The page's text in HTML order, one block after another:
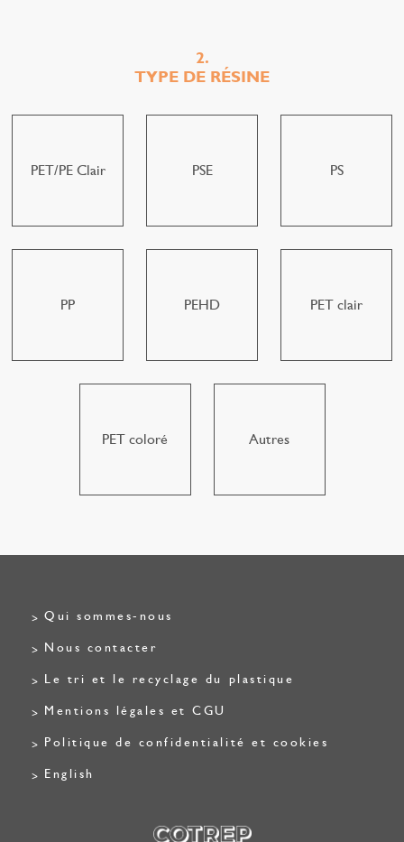
2.
TYPE DE RÉSINE
PET/PE Clair PSE PS
PP PEHD PET clair
PET coloré Autres
Qui sommes-nous
Nous contacter
Le tri et le recyclage du plastique
Mentions légales et CGU
Politique de confidentialité et cookies
English